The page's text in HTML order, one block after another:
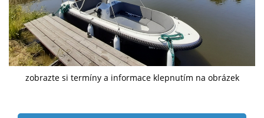
zobrazte si termíny a informace klepnutím na obrázek